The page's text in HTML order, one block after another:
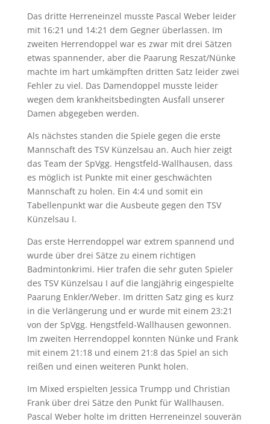
Das dritte Herreneinzel musste Pascal Weber leider
mit 16:21 und 14:21 dem Gegner überlassen. Im
zweiten Herrendoppel war es zwar mit drei Sätzen
etwas spannender, aber die Paarung Reszat/Nünke
machte im hart umkämpften dritten Satz leider zwei
Fehler zu viel. Das Damendoppel musste leider
wegen dem krankheitsbedingten Ausfall unserer
Damen abgegeben werden.
Als nächstes standen die Spiele gegen die erste
Mannschaft des TSV Künzelsau an. Auch hier zeigt
das Team der SpVgg. Hengstfeld-Wallhausen, dass
es möglich ist Punkte mit einer geschwächten
Mannschaft zu holen. Ein 4:4 und somit ein
Tabellenpunkt war die Ausbeute gegen den TSV
Künzelsau I.
Das erste Herrendoppel war extrem spannend und
wurde über drei Sätze zu einem richtigen
Badmintonkrimi. Hier trafen die sehr guten Spieler
des TSV Künzelsau I auf die langjährig eingespielte
Paarung Enkler/Weber. Im dritten Satz ging es kurz
in die Verlängerung und er wurde mit einem 23:21
von der SpVgg. Hengstfeld-Wallhausen gewonnen.
Im zweiten Herrendoppel konnten Nünke und Frank
mit einem 21:18 und einem 21:8 das Spiel an sich
reißen und einen weiteren Punkt holen.
Im Mixed erspielten Jessica Trumpp und Christian
Frank über drei Sätze den Punkt für Wallhausen.
Pascal Weber holte im dritten Herreneinzel souverän